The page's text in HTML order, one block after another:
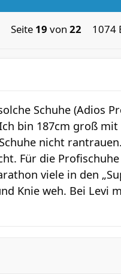
Seite 19 von 22 1074
Schuhe (Adios
bin 187cm groß
nicht
Für die
viele in den
Knie weh. Bei Levi